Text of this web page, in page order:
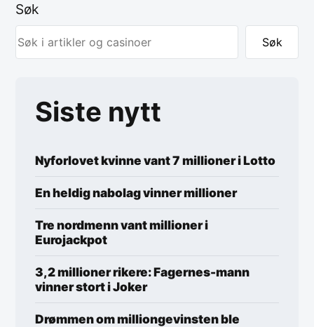
Søk
Søk
Siste nytt
Nyforlovet kvinne vant 7 millioner i Lotto
En heldig nabolag vinner millioner
Tre nordmenn vant millioner i
Eurojackpot
3,2 millioner rikere: Fagernes-mann
vinner stort i Joker
Drømmen om milliongevinsten ble